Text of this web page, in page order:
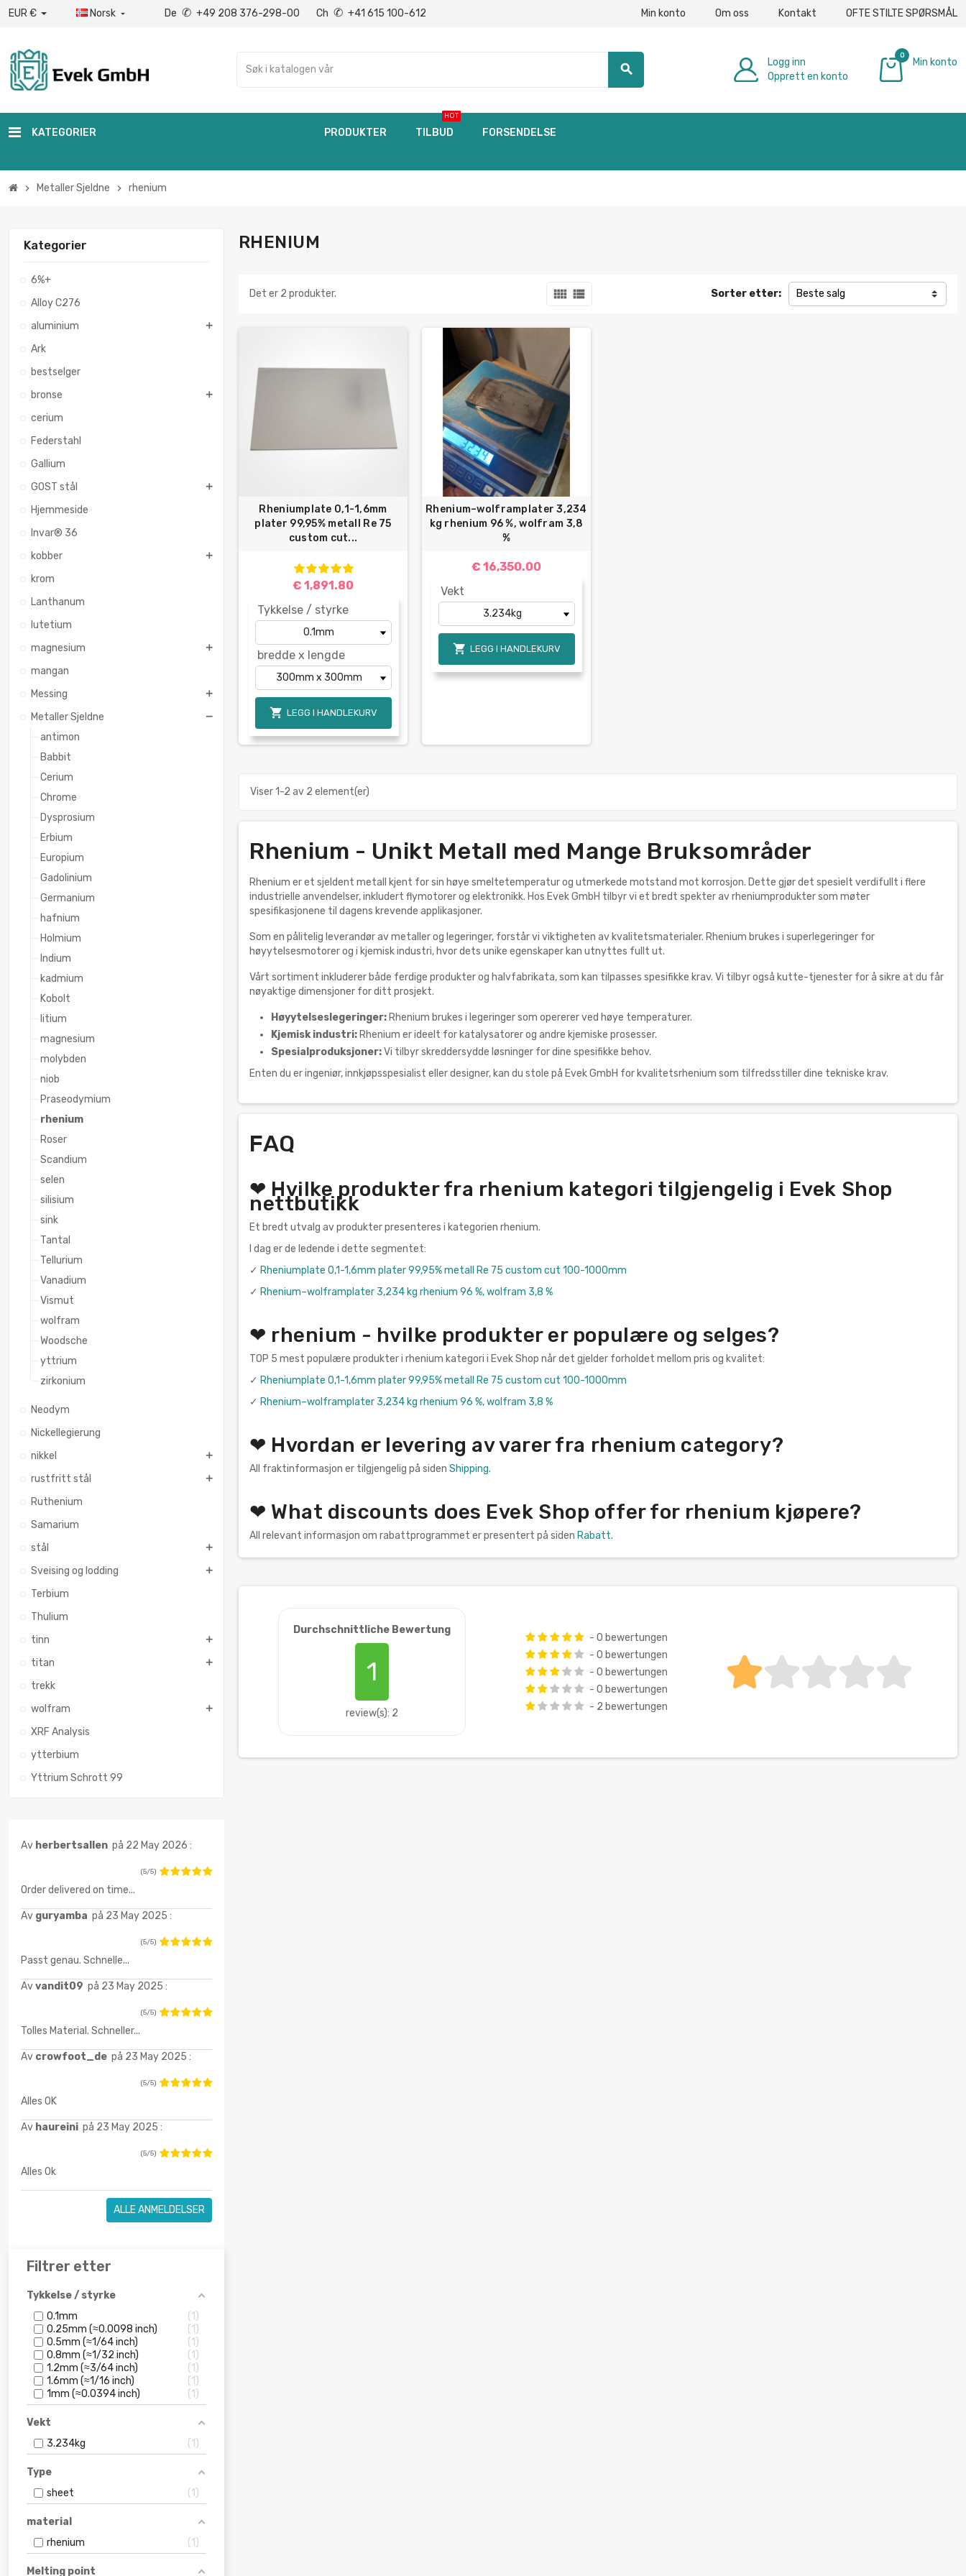
EUR € Norsk  De ✆ +49 208 376-298-00 Ch ✆ +41 615 100-612 Min konto Om oss Kontakt OFTE STILTE SPØRSMÅL
search
Logg inn
Opprett en konto
0
Min konto
KATEGORIER PRODUKTER TILBUD
HOT
FORSENDELSE
chevron_right Metaller Sjeldne chevron_right rhenium
Kategorier
6%+
Alloy C276
aluminium
Ark
bestselger
bronse
cerium
Federstahl
Gallium
GOST stål
Hjemmeside
Invar® 36
kobber
krom
Lanthanum
lutetium
magnesium
mangan
Messing
Metaller Sjeldne
antimon
Babbit
Cerium
Chrome
Dysprosium
Erbium
Europium
Gadolinium
Germanium
hafnium
Holmium
Indium
kadmium
Kobolt
litium
magnesium
molybden
niob
Praseodymium
rhenium
Roser
Scandium
selen
silisium
sink
Tantal
Tellurium
Vanadium
Vismut
wolfram
Woodsche
yttrium
zirkonium
Neodym
Nickellegierung
nikkel
rustfritt stål
Ruthenium
Samarium
stål
Sveising og lodding
Terbium
Thulium
tinn
titan
trekk
wolfram
XRF Analysis
ytterbium
Yttrium Schrott 99
Av herbertsallen på 22 May 2026 :
(5/5)
Order delivered on time...
Av guryamba på 23 May 2025 :
(5/5)
Passt genau. Schnelle...
Avvandit09 på 23 May 2025 :
(5/5)
Tolles Material. Schneller...
Av crowfoot_de på 23 May 2025 :
(5/5)
Alles OK
Av haureini på 23 May 2025 :
(5/5)
Alles Ok
ALLE ANMELDELSER
Filtrer etter
Tykkelse / styrke
0.1mm
1
0.25mm (≈0.0098 inch)
1
0.5mm (≈1/64 inch)
1
0.8mm (≈1/32 inch)
1
1.2mm (≈3/64 inch)
1
1.6mm (≈1/16 inch)
1
1mm (≈0.0394 inch)
1
Vekt
3.234kg
1
Type
sheet
1
material
rhenium
1
Melting point
RHENIUM
view_comfy view_list Sorter etter: Beste salg
Det er 2 produkter.
Rheniumplate 0,1-1,6mm
plater 99,95% metall Re 75
custom cut...
€ 1,891.80
Tykkelse / styrke
bredde x lengde
 LEGG I HANDLEKURV
Rhenium–wolframplater 3,234
kg rhenium 96 %, wolfram 3,8
%
€ 16,350.00
Vekt
 LEGG I HANDLEKURV
Viser 1-2 av 2 element(er)
Rhenium - Unikt Metall med Mange Bruksområder
Rhenium er et sjeldent metall kjent for sin høye smeltetemperatur og utmerkede motstand mot korrosjon. Dette gjør det spesielt verdifullt i flere
industrielle anvendelser, inkludert flymotorer og elektronikk. Hos Evek GmbH tilbyr vi et bredt spekter av rheniumprodukter som møter
spesifikasjonene til dagens krevende applikasjoner.
Som en pålitelig leverandør av metaller og legeringer, forstår vi viktigheten av kvalitetsmaterialer. Rhenium brukes i superlegeringer for
høyytelsesmotorer og i kjemisk industri, hvor dets unike egenskaper kan utnyttes fullt ut.
Vårt sortiment inkluderer både ferdige produkter og halvfabrikata, som kan tilpasses spesifikke krav. Vi tilbyr også kutte-tjenester for å sikre at du får
nøyaktige dimensjoner for ditt prosjekt.
Høyytelseslegeringer: Rhenium brukes i legeringer som opererer ved høye temperaturer.
Kjemisk industri: Rhenium er ideelt for katalysatorer og andre kjemiske prosesser.
Spesialproduksjoner:Vi tilbyr skreddersydde løsninger for dine spesifikke behov.
Enten du er ingeniør, innkjøpsspesialist eller designer, kan du stole på Evek GmbH for kvalitetsrhenium som tilfredsstiller dine tekniske krav.
FAQ
❤ Hvilke produkter fra rhenium kategori tilgjengelig i Evek Shop
nettbutikk
Et bredt utvalg av produkter presenteres i kategorien rhenium.
I dag er de ledende i dette segmentet:
✓ Rheniumplate 0,1-1,6mm plater 99,95% metall Re 75 custom cut 100-1000mm
✓ Rhenium–wolframplater 3,234 kg rhenium 96 %, wolfram 3,8 %
❤ rhenium - hvilke produkter er populære og selges?
TOP 5 mest populære produkter i rhenium kategori i Evek Shop når det gjelder forholdet mellom pris og kvalitet:
✓ Rheniumplate 0,1-1,6mm plater 99,95% metall Re 75 custom cut 100-1000mm
✓ Rhenium–wolframplater 3,234 kg rhenium 96 %, wolfram 3,8 %
❤ Hvordan er levering av varer fra rhenium category?
All fraktinformasjon er tilgjengelig på siden Shipping.
❤ What discounts does Evek Shop offer for rhenium kjøpere?
All relevant informasjon om rabattprogrammet er presentert på siden Rabatt.
Durchschnittliche Bewertung
1
review(s): 2
- 0 bewertungen
- 0 bewertungen
- 0 bewertungen
- 0 bewertungen
- 2 bewertungen